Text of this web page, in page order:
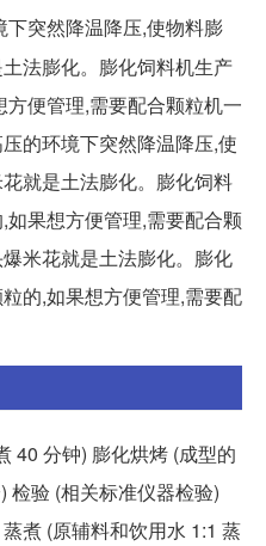
下突然降温降压,使物料膨
法膨化。膨化饲料机生产
便管理,需要配合颗粒机一
的环境下突然降温降压,使
就是土法膨化。膨化饲料
果想方便管理,需要配合颗
米花就是土法膨化。膨化
的,如果想方便管理,需要配
40 分钟) 膨化烘烤 (成型的
检验 (相关标准仪器检验)
煮 (原辅料和饮用水 1:1 蒸